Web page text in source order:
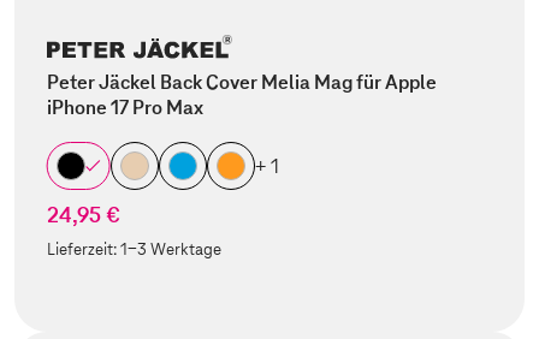
Peter Jäckel Back Cover Melia Mag für Apple
iPhone 17 Pro Max
+ 1
24,95 €
Lieferzeit:1-3 Werktage